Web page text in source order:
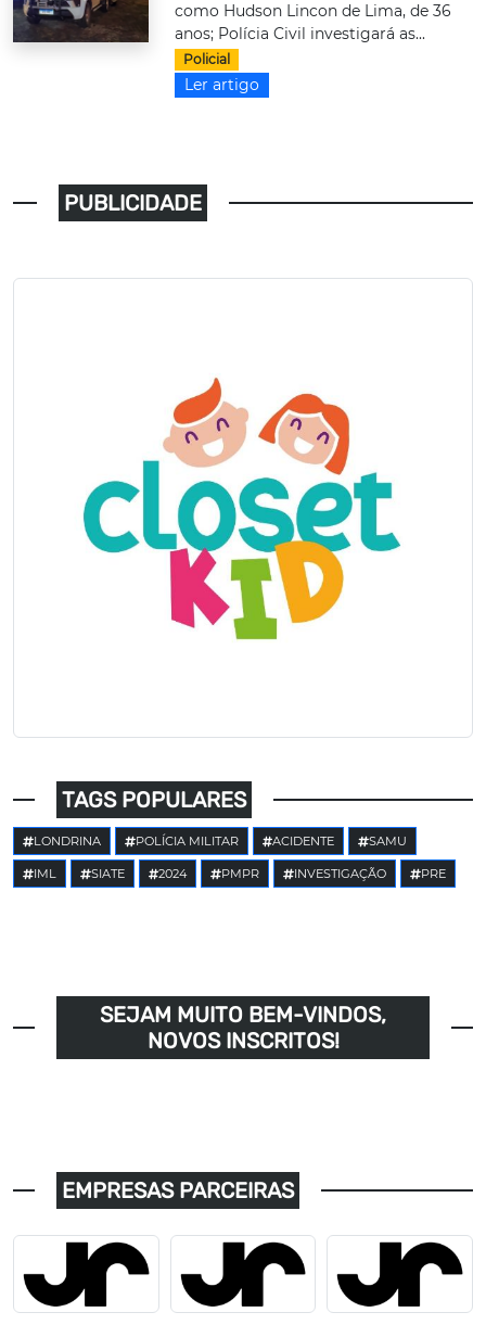
como Hudson Lincon de Lima, de 36
anos; Polícia Civil investigará as...
Policial
Ler artigo
PUBLICIDADE
TAGS POPULARES
LONDRINA POLÍCIA MILITAR ACIDENTE SAMU
IML SIATE 2024 PMPR INVESTIGAÇÃO PRE
SEJAM MUITO BEM-VINDOS,
NOVOS INSCRITOS!
EMPRESAS PARCEIRAS